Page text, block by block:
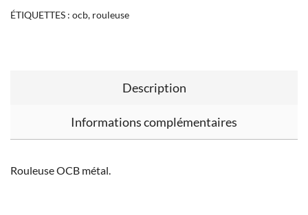
ÉTIQUETTES : ocb, rouleuse
Description
Informations complémentaires
Rouleuse OCB métal.